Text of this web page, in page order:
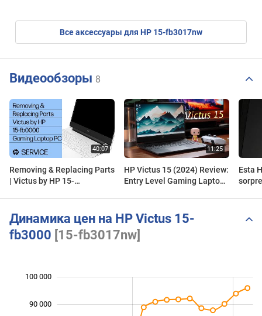
Все аксессуары для HP 15-fb3017nw
Видеообзоры 8
Removing & Replacing Parts
| Victus by HP 15-
HP Victus 15 (2024) Review:
Entry Level Gaming Laptop
Esta
Динамика цен на HP Victus 15-
fb3000 [15-fb3017nw]
90 000
100 000